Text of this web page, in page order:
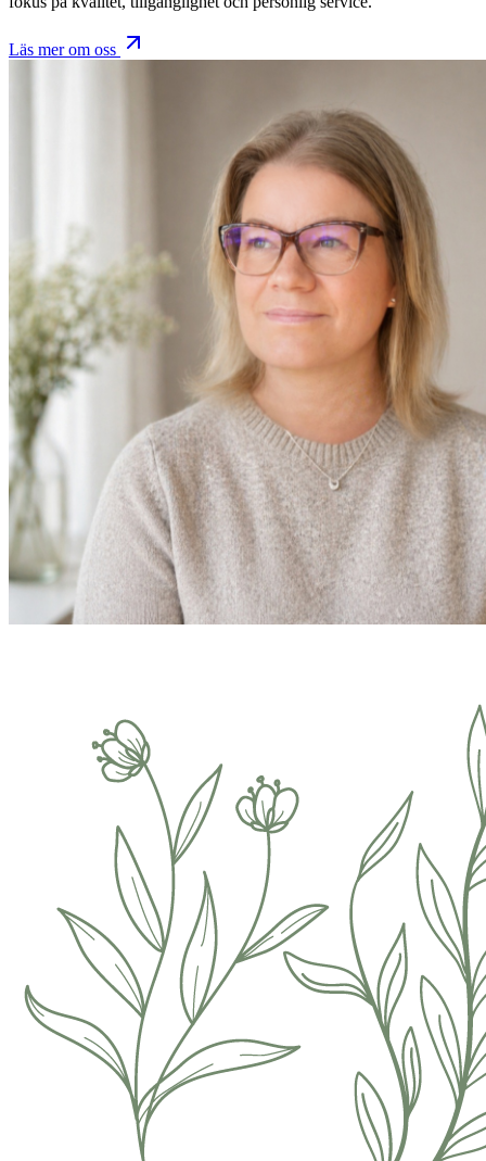
Läs mer om oss